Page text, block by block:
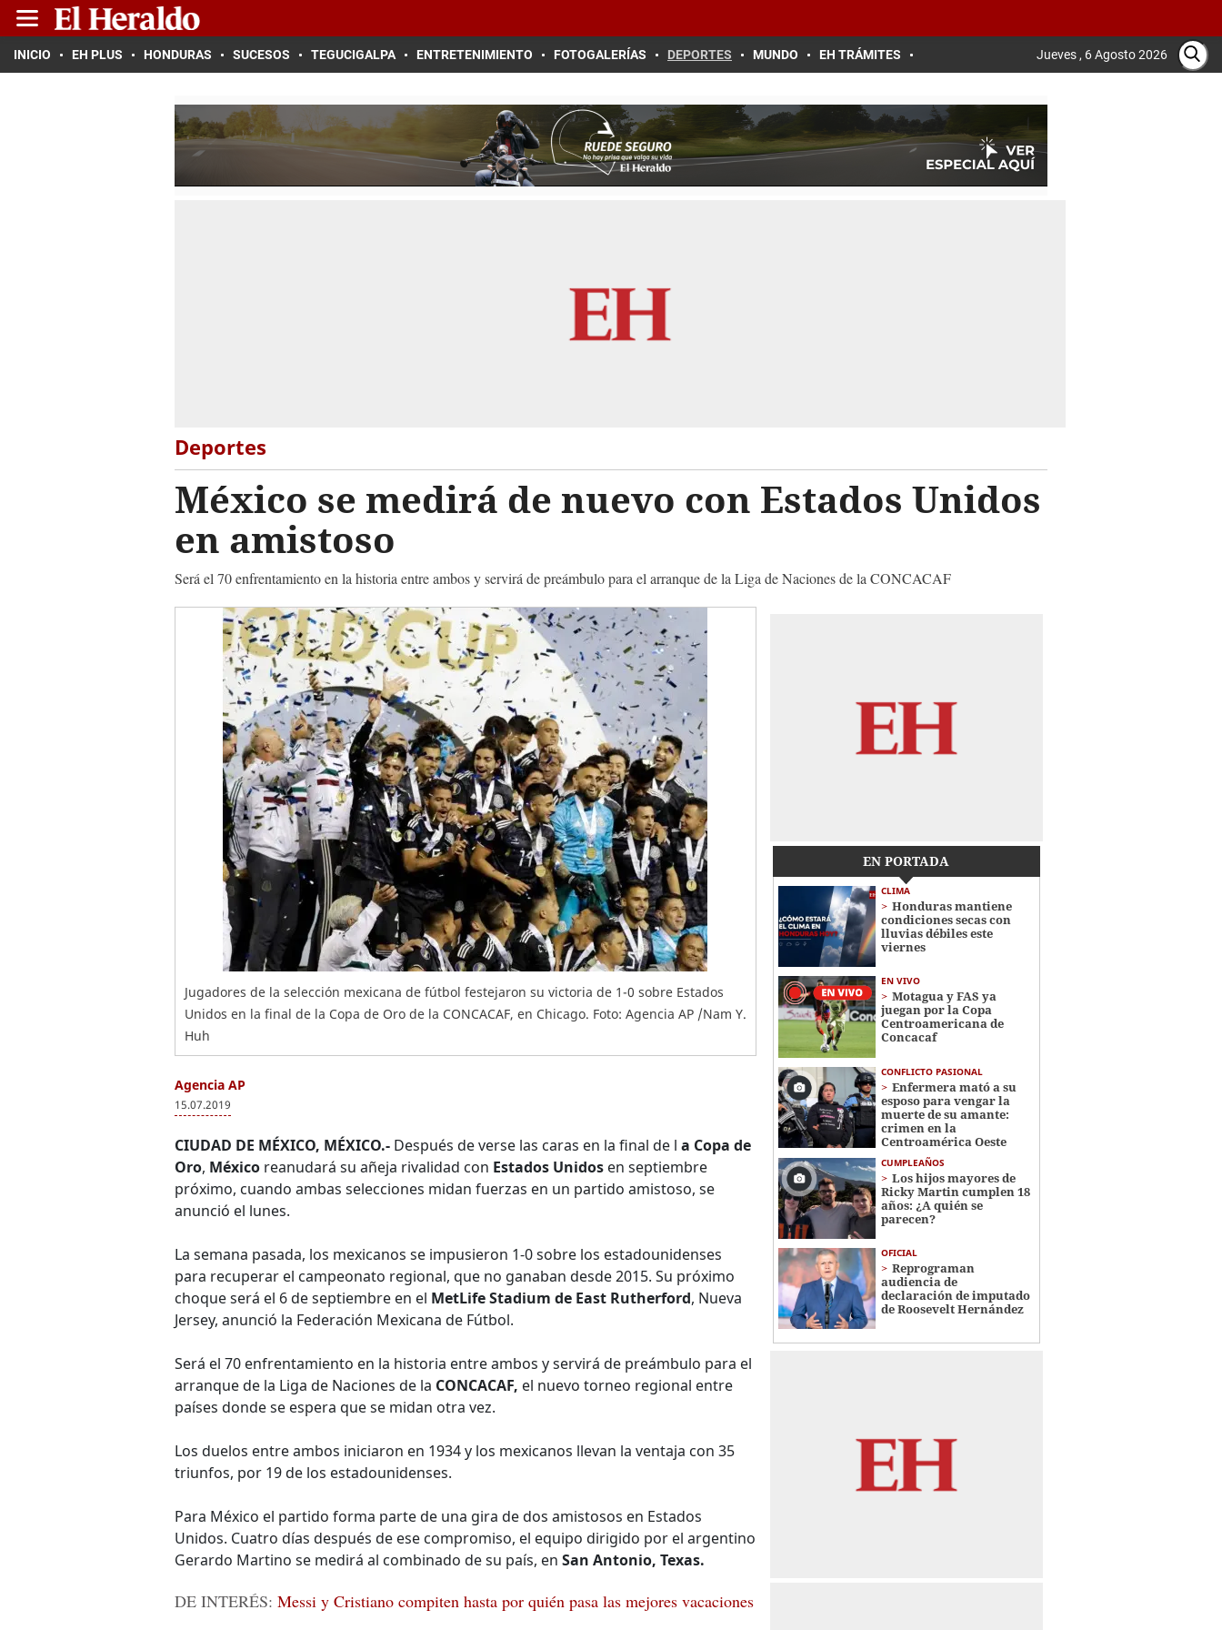
INICIO EH PLUS HONDURAS SUCESOS TEGUCIGALPA ENTRETENIMIENTO FOTOGALERÍAS DEPORTES MUNDO EH TRÁMITES Jueves , 6 Agosto 2026
Deportes
México se medirá de nuevo con Estados Unidos
en amistoso
Será el 70 enfrentamiento en la historia entre ambos y servirá de preámbulo para el arranque de la Liga de Naciones de la CONCACAF
Jugadores de la selección mexicana de fútbol festejaron su victoria de 1-0 sobre Estados
Unidos en la final de la Copa de Oro de la CONCACAF, en Chicago. Foto: Agencia AP /Nam Y.
Huh
Agencia AP
15.07.2019
CIUDAD DE MÉXICO, MÉXICO.- Después de verse las caras en la final de l a Copa de
Oro, México reanudará su añeja rivalidad con Estados Unidos en septiembre
próximo, cuando ambas selecciones midan fuerzas en un partido amistoso, se
anunció el lunes.
La semana pasada, los mexicanos se impusieron 1-0 sobre los estadounidenses
para recuperar el campeonato regional, que no ganaban desde 2015. Su próximo
choque será el 6 de septiembre en el MetLife Stadium de East Rutherford, Nueva
Jersey, anunció la Federación Mexicana de Fútbol.
Será el 70 enfrentamiento en la historia entre ambos y servirá de preámbulo para el
arranque de la Liga de Naciones de la CONCACAF, el nuevo torneo regional entre
países donde se espera que se midan otra vez.
Los duelos entre ambos iniciaron en 1934 y los mexicanos llevan la ventaja con 35
triunfos, por 19 de los estadounidenses.
Para México el partido forma parte de una gira de dos amistosos en Estados
Unidos. Cuatro días después de ese compromiso, el equipo dirigido por el argentino
Gerardo Martino se medirá al combinado de su país, en San Antonio, Texas.
DE INTERÉS: Messi y Cristiano compiten hasta por quién pasa las mejores vacaciones
EN PORTADA
CLIMA
Honduras mantiene
condiciones secas con
lluvias débiles este
viernes
EN VIVO
Motagua y FAS ya
juegan por la Copa
Centroamericana de
Concacaf
CONFLICTO PASIONAL
Enfermera mató a su
esposo para vengar la
muerte de su amante:
crimen en la
Centroamérica Oeste
CUMPLEAÑOS
Los hijos mayores de
Ricky Martin cumplen 18
años: ¿A quién se
parecen?
OFICIAL
Reprograman
audiencia de
declaración de imputado
de Roosevelt Hernández